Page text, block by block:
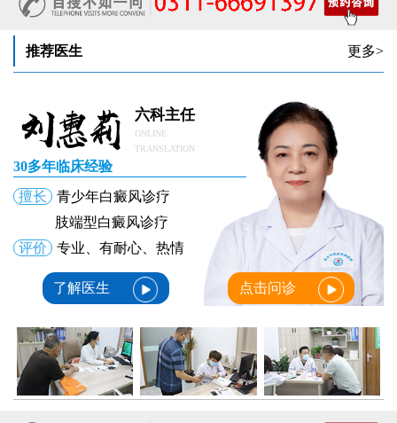
推荐医生 更多>
六科主任
ONLINE
TRANSLATION
30多年临床经验
擅长
青少年白癜风诊疗
肢端型白癜风诊疗
评价
专业、有耐心、热情
了解医生 点击问诊